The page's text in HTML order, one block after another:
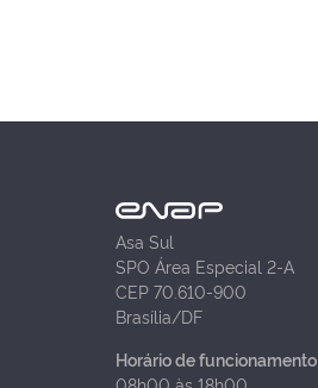
Asa Sul
SPO Área Especial 2-A
CEP 70.610-900
Brasília/DF
Horário de funcionamento